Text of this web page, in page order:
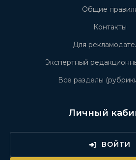
Общие
Контакты
Для
Экспертный
Все разделы
Личный
ВОЙТИ